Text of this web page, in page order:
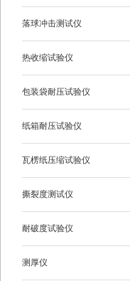
落球冲击测试仪
热收缩试验仪
包装袋耐压试验仪
纸箱耐压试验仪
瓦楞纸压缩试验仪
撕裂度测试仪
耐破度试验仪
测厚仪